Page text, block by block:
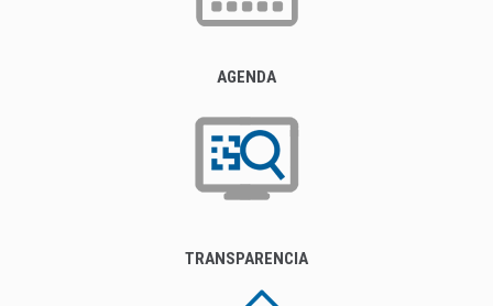
AGENDA
TRANSPARENCIA